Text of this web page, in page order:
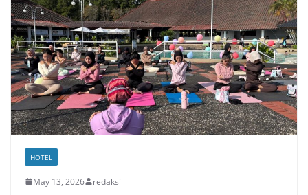
HOTEL
May 13, 2026 redaksi